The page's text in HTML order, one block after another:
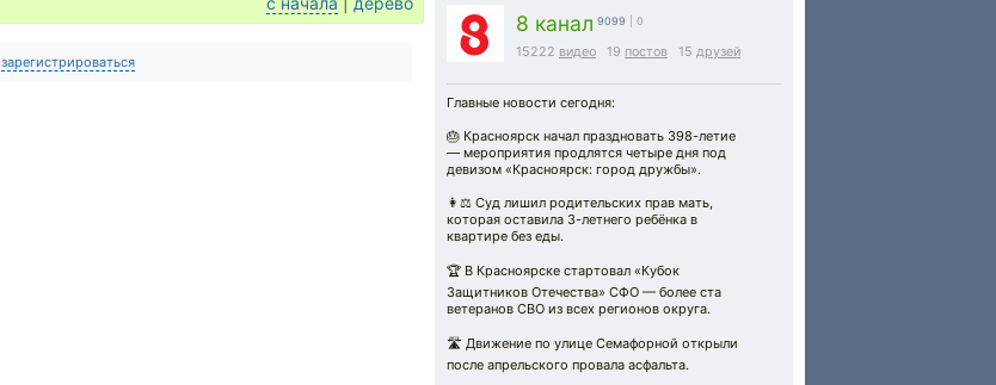
8 канал 9099 | 0
15222 видео 19 постов 15 друзей
Главные новости сегодня:
🎂 Красноярск начал праздновать 398-летие
— мероприятия продлятся четыре дня под
девизом «Красноярск: город дружбы».
👩⚖️ Суд лишил родительских прав мать,
которая оставила 3-летнего ребёнка в
квартире без еды.
🏆 В Красноярске стартовал «Кубок
Защитников Отечества» СФО — более ста
ветеранов СВО из всех регионов округа.
🛣 Движение по улице Семафорной открыли
после апрельского провала асфальта.
зарегистрироваться